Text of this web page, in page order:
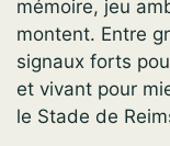
mémoire, jeu
montent. Entre
signaux forts
et vivant pour
le Stade de